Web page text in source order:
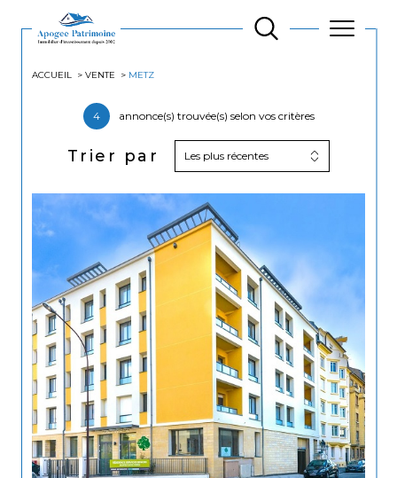
ACCUEIL VENTE METZ
4 annonce(s) trouvée(s) selon vos critères
Trier par Les plus récentes